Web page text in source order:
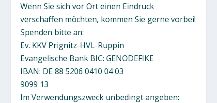
Wenn Sie sich vor Ort einen Eindruck
verschaffen möchten, kommen Sie gerne vorbei!
Spenden bitte an:
Ev. KKV Prignitz-HVL-Ruppin
Evangelische Bank BIC: GENODEFIKE
IBAN: DE 88 5206 0410 04 03
9099 13
Im Verwendungszweck unbedingt angeben: